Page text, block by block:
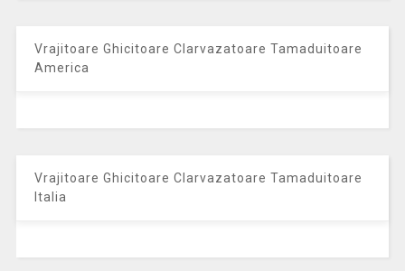
Vrajitoare Ghicitoare Clarvazatoare Tamaduitoare
America
Vrajitoare Ghicitoare Clarvazatoare Tamaduitoare
Italia